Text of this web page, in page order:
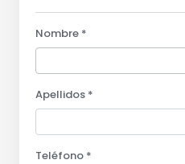
Nombre *
Apellidos *
Teléfono *